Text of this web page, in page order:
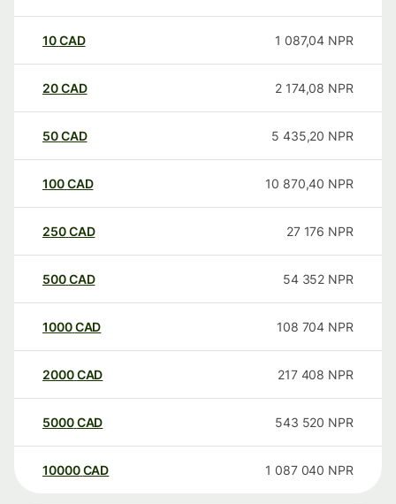
10CAD 1 087,04 NPR
20CAD 2 174,08 NPR
50CAD 5 435,20 NPR
100CAD 10 870,40 NPR
250CAD 27 176 NPR
500CAD 54 352 NPR
1000CAD 108 704 NPR
2000CAD 217 408 NPR
5000CAD 543 520 NPR
10000 CAD 1 087 040 NPR